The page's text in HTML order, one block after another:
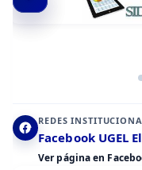
REDES
Facebook UGEL
Ver página en